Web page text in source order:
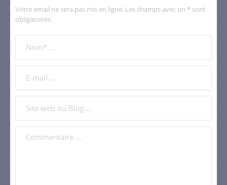
Votre email ne sera pas mis en ligne. Les champs avec un * sont
obligatoires.